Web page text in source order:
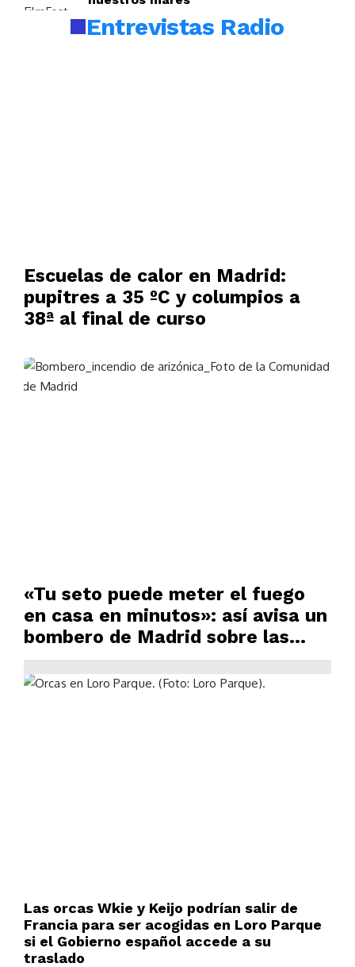
Entrevistas Radio
Escuelas de calor en Madrid:
pupitres a 35 ºC y columpios a
38ª al final de curso
«Tu seto puede meter el fuego
en casa en minutos»: así avisa un
bombero de Madrid sobre las
Las orcas Wkie y Keijo podrían salir de
Francia para ser acogidas en Loro Parque
si el Gobierno español accede a su
traslado